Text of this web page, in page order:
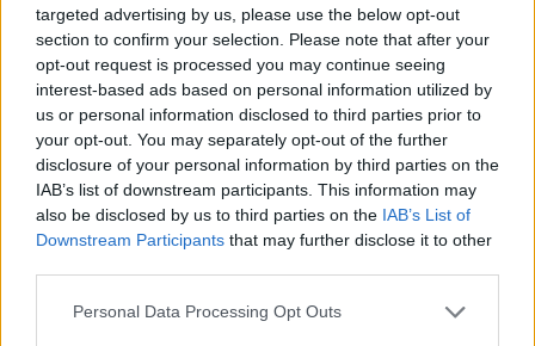
targeted advertising by us, please use the below opt-out
section to confirm your selection. Please note that after your
opt-out request is processed you may continue seeing
interest-based ads based on personal information utilized by
us or personal information disclosed to third parties prior to
your opt-out. You may separately opt-out of the further
disclosure of your personal information by third parties on the
IAB’s list of downstream participants. This information may
also be disclosed by us to third parties on the IAB’s List of
Downstream Participants that may further disclose it to other
Personal Data Processing Opt Outs